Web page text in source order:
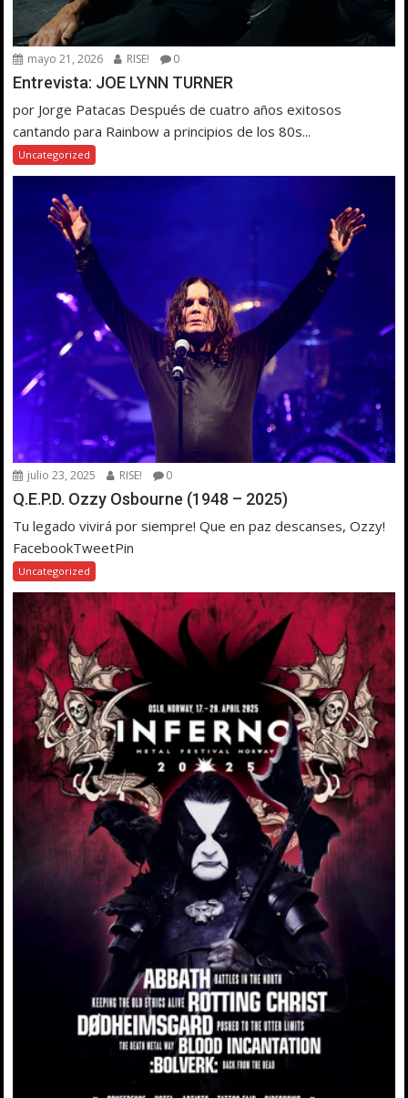
mayo 21, 2026 RISE! 0
Entrevista: JOE LYNN TURNER
por Jorge Patacas Después de cuatro años exitosos
cantando para Rainbow a principios de los 80s...
Uncategorized
julio 23, 2025 RISE! 0
Q.E.P.D. Ozzy Osbourne (1948 – 2025)
Tu legado vivirá por siempre! Que en paz descanses, Ozzy!
FacebookTweetPin
Uncategorized